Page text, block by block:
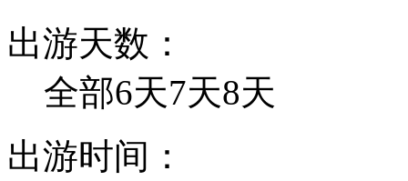
出游天数：
全部6天7天8天
出游时间：